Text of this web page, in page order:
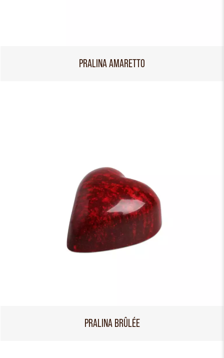
PRALINA AMARETTO
PRALINA BRÛLÉE